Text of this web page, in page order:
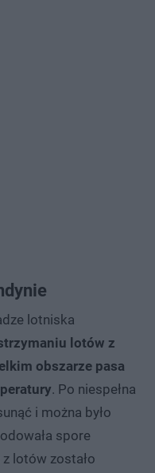
lotniska
lotów z
obszarze pasa
. Po niespełna
i można było
spore
z lotów zostało